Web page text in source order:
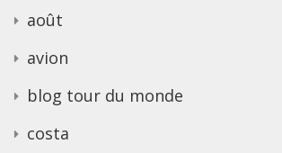
août
avion
blog tour du monde
costa